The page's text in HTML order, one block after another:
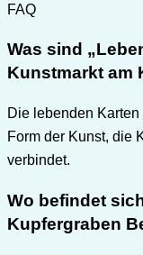
FAQ
Was sind
Kunstmarkt am
Die lebenden
Form der Kunst, die
verbindet.
Wo befindet
Kupfergraben